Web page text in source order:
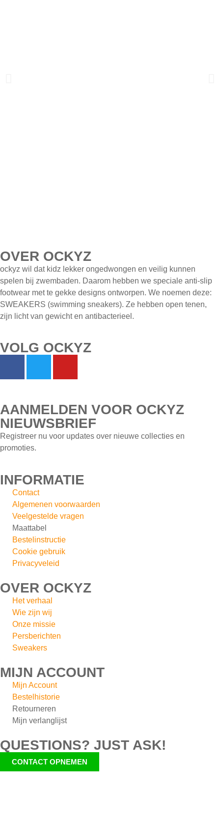
OVER OCKYZ
ockyz wil dat kidz lekker ongedwongen en veilig kunnen
spelen bij zwembaden. Daarom hebben we speciale anti-slip
footwear met te gekke designs ontworpen. We noemen deze:
SWEAKERS (swimming sneakers). Ze hebben open tenen,
zijn licht van gewicht en antibacterieel.
VOLG OCKYZ
AANMELDEN VOOR OCKYZ
NIEUWSBRIEF
Registreer nu voor updates over nieuwe collecties en
promoties.
INFORMATIE
Contact
Algemenen voorwaarden
Veelgestelde vragen
Maattabel
Bestelinstructie
Cookie gebruik
Privacyveleid
OVER OCKYZ
Het verhaal
Wie zijn wij
Onze missie
Persberichten
Sweakers
MIJN ACCOUNT
Mijn Account
Bestelhistorie
Retourneren
Mijn verlanglijst
QUESTIONS? JUST ASK!
CONTACT OPNEMEN